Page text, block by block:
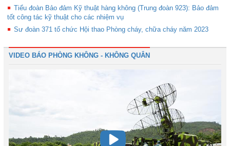
Tiểu đoàn Bảo đảm Kỹ thuật hàng không (Trung đoàn 923): Bảo đảm
tốt công tác kỹ thuật cho các nhiệm vụ
Sư đoàn 371 tổ chức Hội thao Phòng cháy, chữa cháy năm 2023
VIDEO BÁO PHÒNG KHÔNG - KHÔNG QUÂN